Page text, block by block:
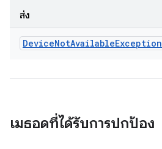
ส่ง
DeviceNotAvailableException
เมธอดที่ได้รับการปกป้อง